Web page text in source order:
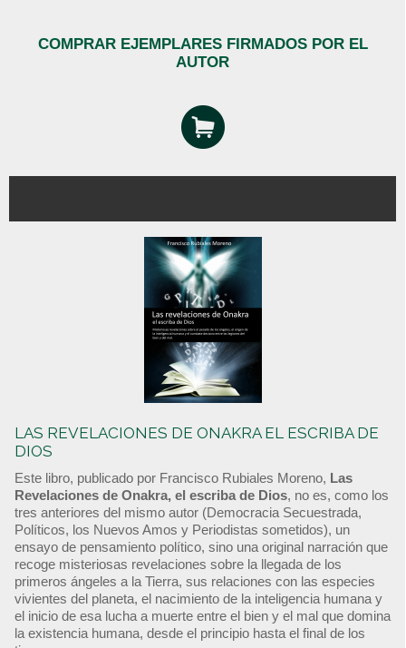
COMPRAR EJEMPLARES FIRMADOS POR EL
AUTOR
LAS REVELACIONES DE ONAKRA EL ESCRIBA DE
DIOS
Este libro, publicado por Francisco Rubiales Moreno, Las
Revelaciones de Onakra, el escriba de Dios, no es, como los
tres anteriores del mismo autor (Democracia Secuestrada,
Políticos, los Nuevos Amos y Periodistas sometidos), un
ensayo de pensamiento político, sino una original narración que
recoge misteriosas revelaciones sobre la llegada de los
primeros ángeles a la Tierra, sus relaciones con las especies
vivientes del planeta, el nacimiento de la inteligencia humana y
el inicio de esa lucha a muerte entre el bien y el mal que domina
la existencia humana, desde el principio hasta el final de los